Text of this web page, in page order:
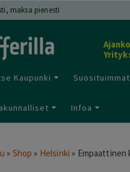
maksa pienesti
Kaupunki Suosituimmat
Infoa
» Shop » Helsinki » Empaattinen